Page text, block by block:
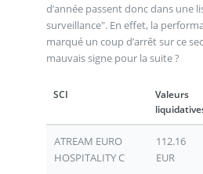
d’année passent donc dans une
surveillance". En effet, la
marqué un coup d’arrêt sur ce
mauvais signe pour la suite ?
SCI
Valeurs
ATREAM EURO
HOSPITALITY C
112.16
EUR